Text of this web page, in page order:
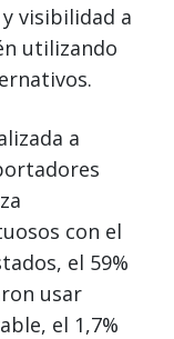
visibilidad a
utilizando
a
con el
el 59%
usar
el 1,7%